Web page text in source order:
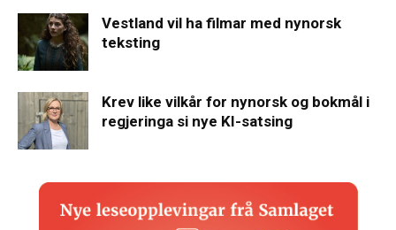
Vestland vil ha filmar med nynorsk
teksting
Krev like vilkår for nynorsk og bokmål i
regjeringa si nye KI-satsing